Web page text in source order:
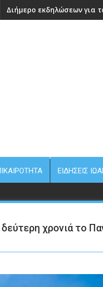
Διήμερο εκδηλώσεων για
ΕΙΔΉΣΕΙΣ
χρονιά το